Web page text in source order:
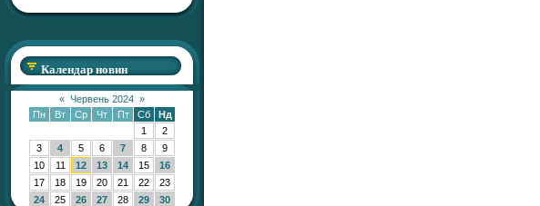
Календар новин
« Червень 2024 »
Пн
Вт Ср Чт Пт Сб
Нд
1
2
3
4 5 6 7 8
9
10
11 12 13 14 15
16
17
18 19 20 21 22
23
24
25 26 27 28 29 30